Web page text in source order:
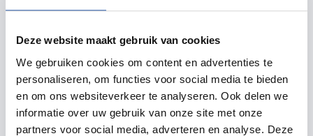
Deze website maakt gebruik van cookies
We gebruiken cookies om content en advertenties te
personaliseren, om functies voor social media te bieden
en om ons websiteverkeer te analyseren. Ook delen we
informatie over uw gebruik van onze site met onze
partners voor social media, adverteren en analyse. Deze
Delen
Zet in agenda